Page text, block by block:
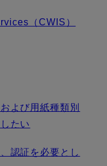
（CWIS）
よび用紙種類別
たい
認証を必要とし